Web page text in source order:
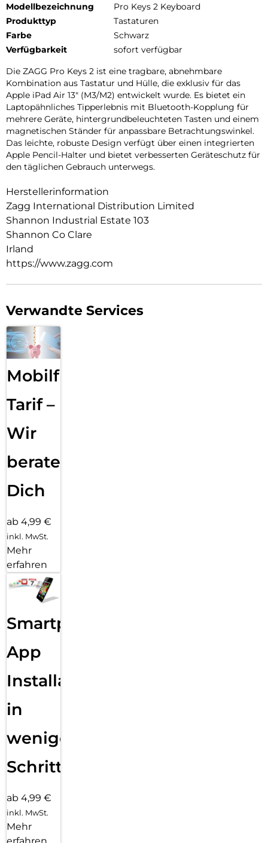
Modellbezeichnung
Pro Keys 2 Keyboard
Produkttyp
Tastaturen
Farbe
Schwarz
Verfügbarkeit
sofort verfügbar
Die ZAGG Pro Keys 2 ist eine tragbare, abnehmbare
Kombination aus Tastatur und Hülle, die exklusiv für das
Apple iPad Air 13″ (M3/M2) entwickelt wurde. Es bietet ein
Laptopähnliches Tipperlebnis mit Bluetooth-Kopplung für
mehrere Geräte, hintergrundbeleuchteten Tasten und einem
magnetischen Ständer für anpassbare Betrachtungswinkel.
Das leichte, robuste Design verfügt über einen integrierten
Apple Pencil-Halter und bietet verbesserten Geräteschutz für
den täglichen Gebrauch unterwegs.
Herstellerinformation
Zagg International Distribution Limited
Shannon Industrial Estate 103
Shannon Co Clare
Irland
https://www.zagg.com
Verwandte Services
Mobilfunk
Tarif –
Wir
beraten
Dich
ab 4,99 €
inkl. MwSt.
Mehr
erfahren
Smartphone
App
Installation
in
wenigen
Schritten
ab 4,99 €
inkl. MwSt.
Mehr